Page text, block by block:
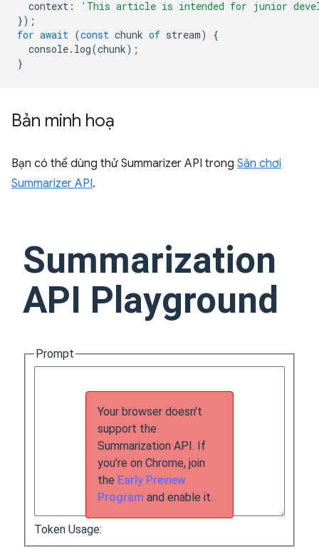
context :
'This article is intended for junior
});
for await (const chunk of stream)
{
console. log(chunk);
}
Bản minh hoạ
Bạn có thể dùng thử Summarizer API trong Sân chơi
Summarizer API.